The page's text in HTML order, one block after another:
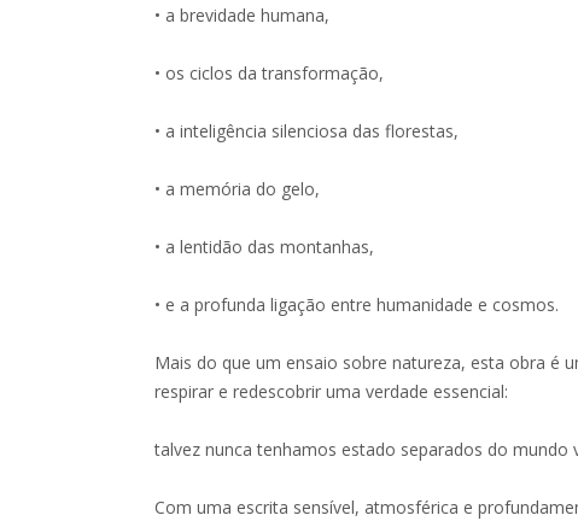
• a brevidade humana,
• os ciclos da transformação,
• a inteligência silenciosa das florestas,
• a memória do gelo,
• a lentidão das montanhas,
• e a profunda ligação entre humanidade e cosmos.
Mais do que um ensaio sobre natureza, esta obra é
respirar e redescobrir uma verdade essencial:
talvez nunca tenhamos estado separados do mundo
Com uma escrita sensível, atmosférica e